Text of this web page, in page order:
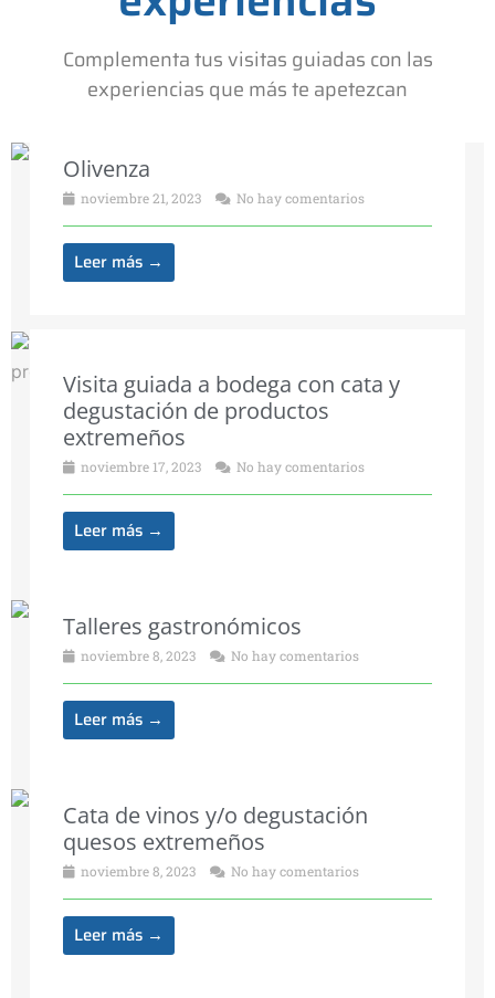
Complementa tus visitas guiadas con las
experiencias que más te apetezcan
Olivenza
noviembre 21, 2023 No hay comentarios
Leer más →
Visita guiada a bodega con cata y
degustación de productos
extremeños
noviembre 17, 2023 No hay comentarios
Leer más →
Talleres gastronómicos
noviembre 8, 2023 No hay comentarios
Leer más →
Cata de vinos y/o degustación
quesos extremeños
noviembre 8, 2023 No hay comentarios
Leer más →